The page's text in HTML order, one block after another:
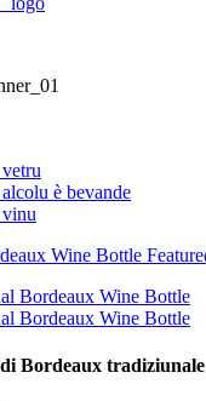
è bevande
Bordeaux tradiziunale